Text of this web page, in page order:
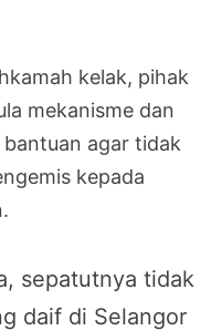
kelak, pihak
mekanisme dan
agar tidak
kepada
sepatutnya tidak
daif di Selangor